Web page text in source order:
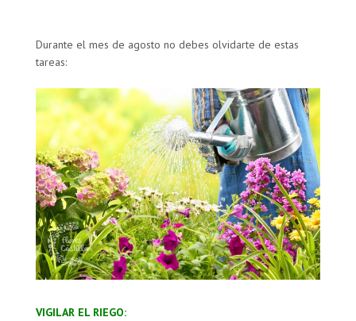
Durante el mes de agosto no debes olvidarte de estas
tareas:
VIGILAR EL RIEGO: